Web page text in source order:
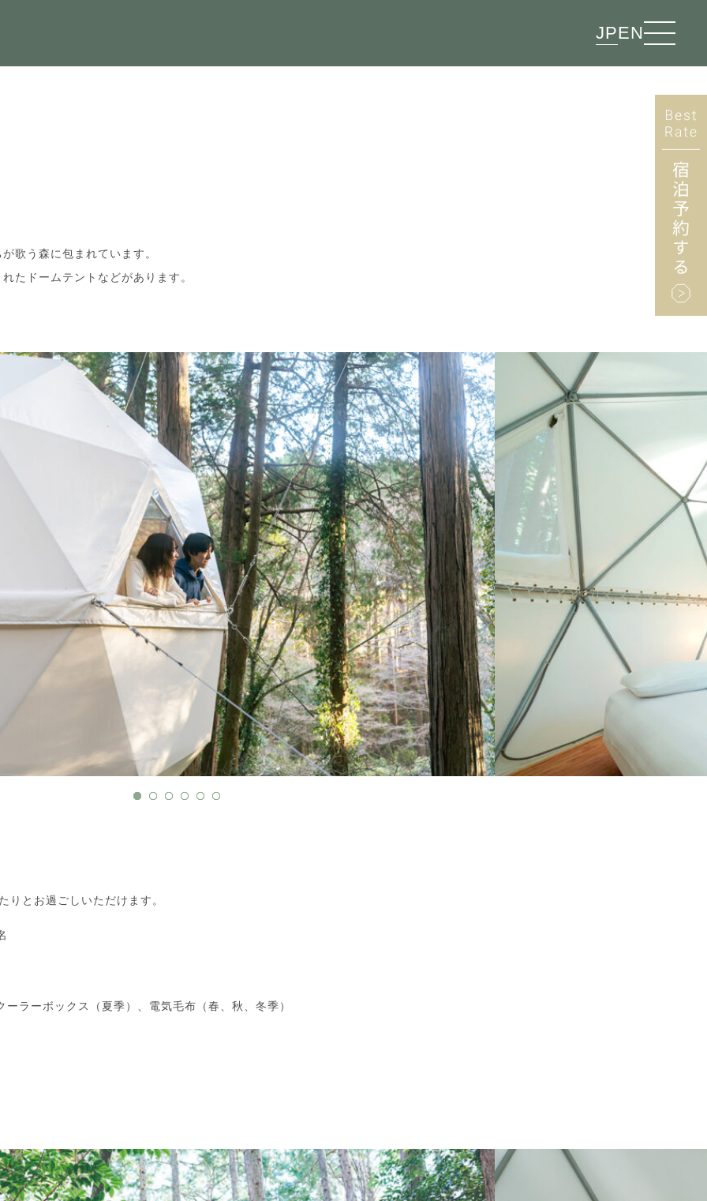
JPEN
歌う森に包まれています。
たドームテントなどがあります。
りとお過ごしいただけます。
ラーボックス（夏季）、電気毛布（春、秋、冬季）